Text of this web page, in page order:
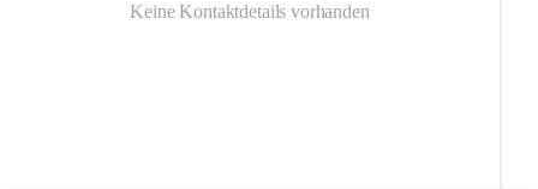
Keine Kontaktdetails vorhanden